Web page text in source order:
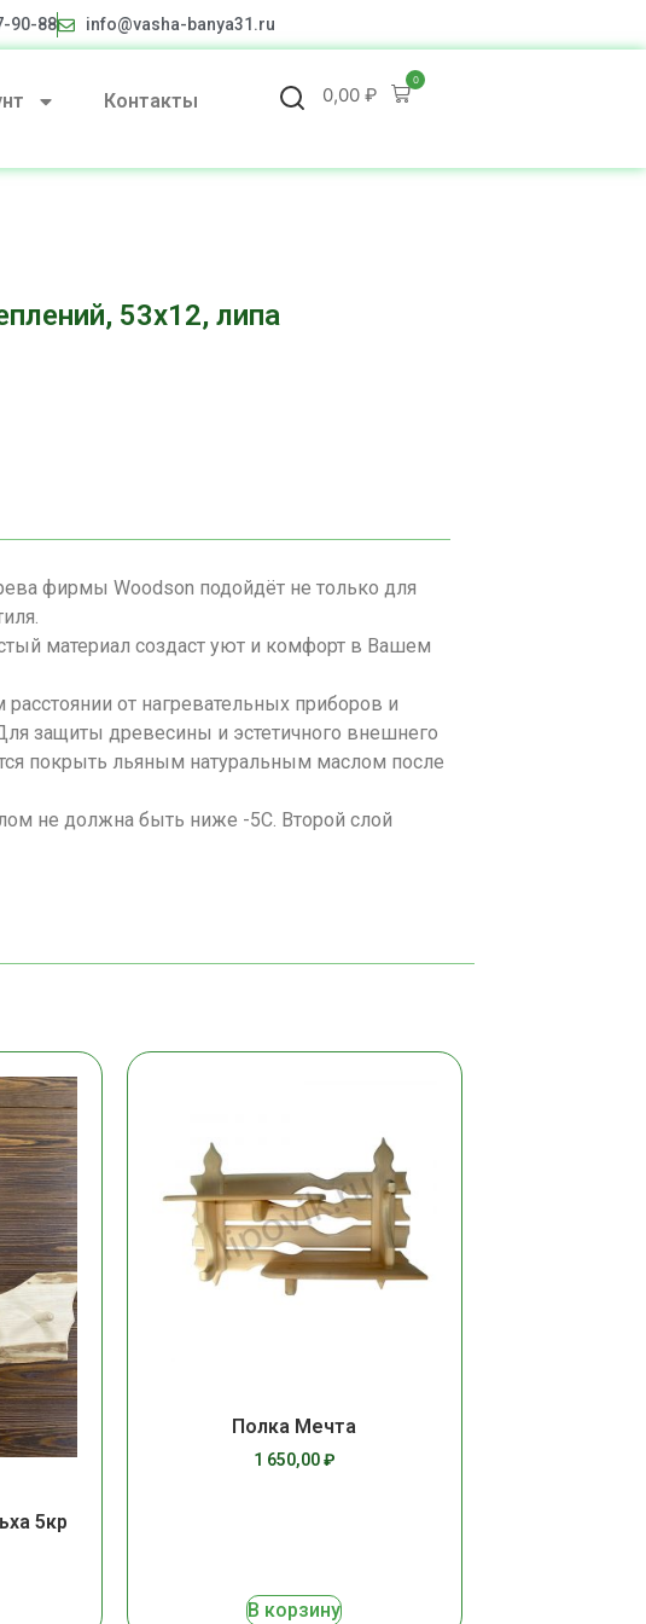
90-88 info@vasha-banya31.ru
Контакты 0,00₽
0
53х12, липа
фирмы Woodson подойдёт не только для
материал создаст уют и комфорт в Вашем
от нагревательных приборов и
защиты древесины и эстетичного внешнего
покрыть льяным натуральным маслом после
не должна быть ниже -5С. Второй слой
5кр
Полка Мечта
1 650,00₽
В корзину